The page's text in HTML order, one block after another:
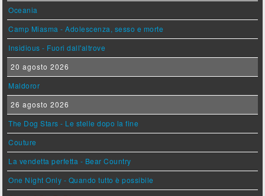
Oceania
Camp Miasma - Adolescenza, sesso e morte
Insidious - Fuori dall'altrove
20 agosto 2026
Maldoror
26 agosto 2026
The Dog Stars - Le stelle dopo la fine
Couture
La vendetta perfetta - Bear Country
One Night Only - Quando tutto è possibile